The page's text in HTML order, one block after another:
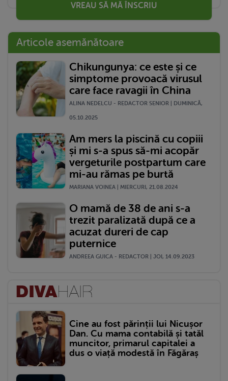
VREAU SĂ MĂ ÎNSCRIU
Articole asemănătoare
Chikungunya: ce este și ce
simptome provoacă virusul
care face ravagii în China
ALINA NEDELCU - REDACTOR SENIOR | DUMINICĂ,
05.10.2025
Am mers la piscină cu copiii
și mi s-a spus să-mi acopăr
vergeturile postpartum care
mi-au rămas pe burtă
MARIANA VOINEA | MIERCURI, 21.08.2024
O mamă de 38 de ani s-a
trezit paralizată după ce a
acuzat dureri de cap
puternice
ANDREEA GUICA - REDACTOR | JOI, 14.09.2023
Cine au fost părinții lui Nicușor
Dan. Cu mama contabilă și tatăl
muncitor, primarul capitalei a
dus o viață modestă în Făgăraș